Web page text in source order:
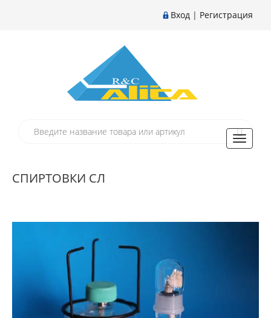
Вход | Регистрация
Toggle
СПИРТОВКИ СЛ